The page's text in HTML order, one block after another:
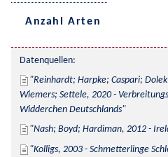
Anzahl Arten
Datenquellen:
Reinhardt; Harpke; Caspari;
Wiemers; Settele, 2020 -
Widderchen Deutschlands
Nash; Boyd; Hardiman, 2012 -
Kolligs, 2003 - Schmetterlinge